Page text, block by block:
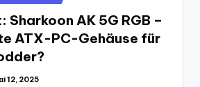
AK 5G RGB –
ATX-PC-Gehäuse für
12, 2025